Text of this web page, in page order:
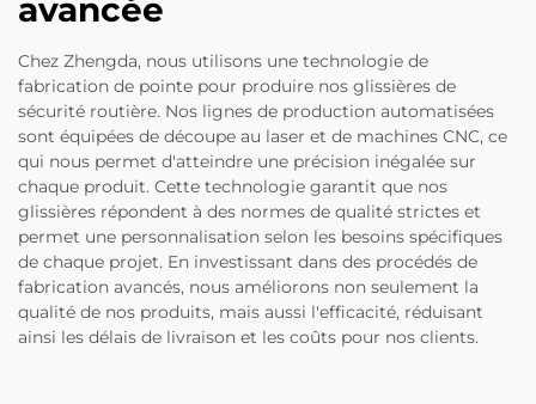
avancée
Chez Zhengda, nous utilisons une technologie de
fabrication de pointe pour produire nos glissières de
sécurité routière. Nos lignes de production automatisées
sont équipées de découpe au laser et de machines CNC, ce
qui nous permet d'atteindre une précision inégalée sur
chaque produit. Cette technologie garantit que nos
glissières répondent à des normes de qualité strictes et
permet une personnalisation selon les besoins spécifiques
de chaque projet. En investissant dans des procédés de
fabrication avancés, nous améliorons non seulement la
qualité de nos produits, mais aussi l'efficacité, réduisant
ainsi les délais de livraison et les coûts pour nos clients.